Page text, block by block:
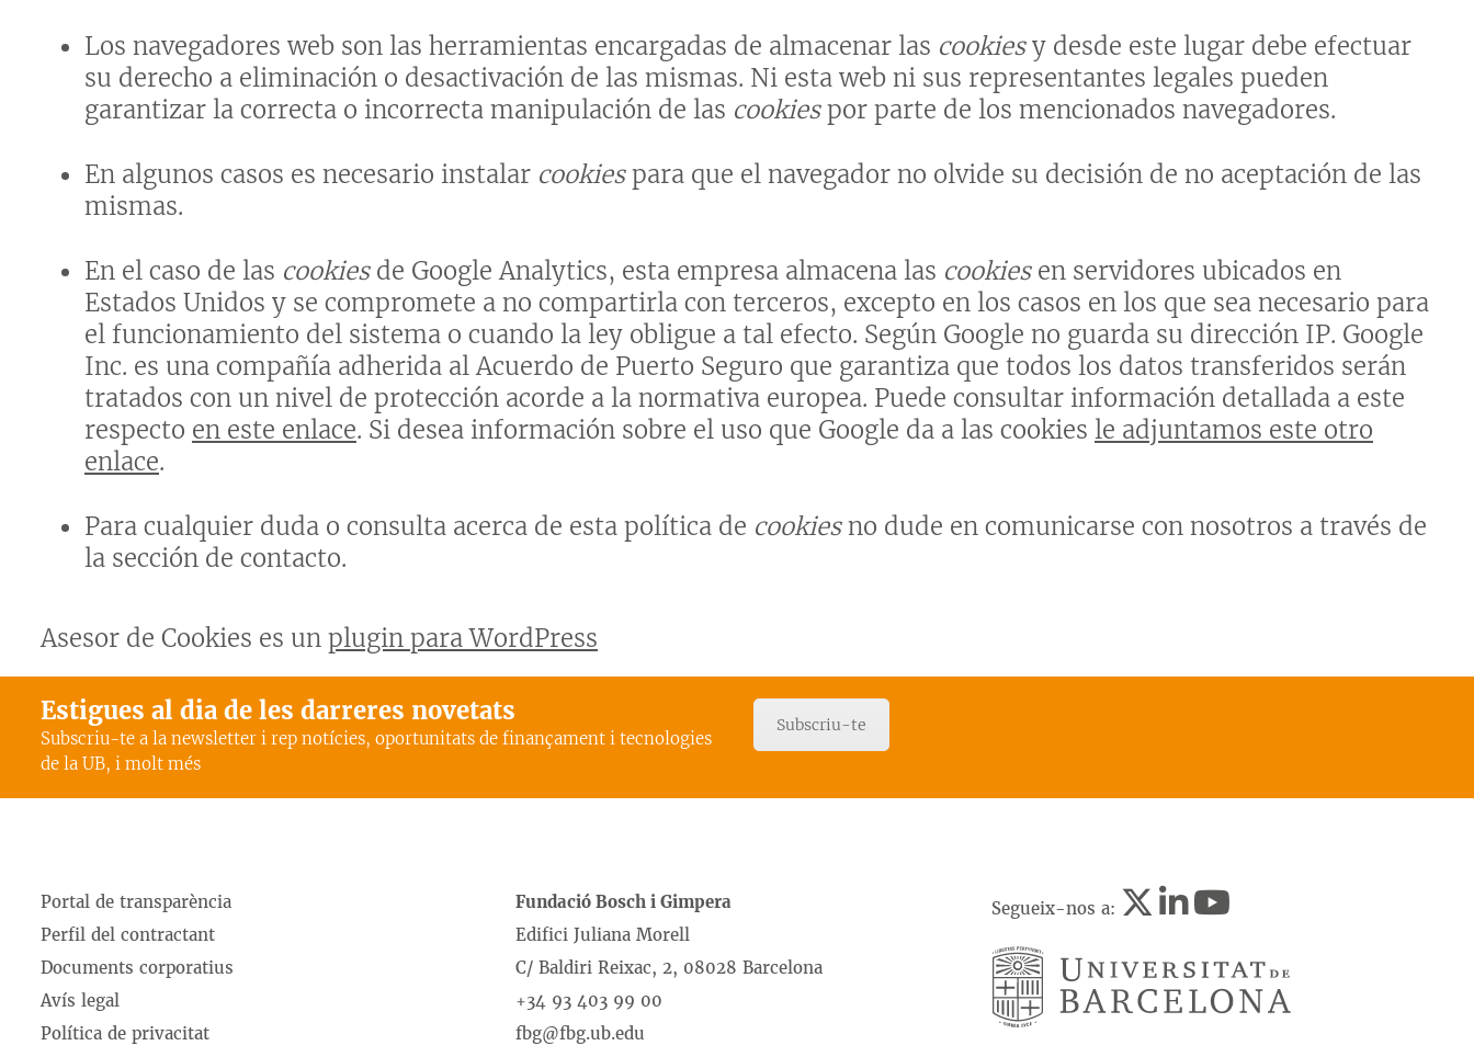
Los navegadores web son las herramientas encargadas de almacenar las cookiesy desde este lugar debe efectuar
su derecho a eliminación o desactivación de las mismas. Ni esta web ni sus representantes legales pueden
garantizar la correcta o incorrecta manipulación de las cookiespor parte de los mencionados navegadores.
En algunos casos es necesario instalar cookiespara que el navegador no olvide su decisión de no aceptación de las
mismas.
En el caso de las cookiesde Google Analytics, esta empresa almacena las cookiesen servidores ubicados en
Estados Unidos y se compromete a no compartirla con terceros, excepto en los casos en los que sea necesario para
el funcionamiento del sistema o cuando la ley obligue a tal efecto. Según Google no guarda su dirección IP. Google
Inc. es una compañía adherida al Acuerdo de Puerto Seguro que garantiza que todos los datos transferidos serán
tratados con un nivel de protección acorde a la normativa europea. Puede consultar información detallada a este
respecto en este enlace. Si desea información sobre el uso que Google da a las cookies le adjuntamos este otro
enlace.
Para cualquier duda o consulta acerca de esta política de cookiesno dude en comunicarse con nosotros a través de
la sección de contacto.
Asesor de Cookies es un plugin para WordPress
Estigues al dia de les darreres novetats
Subscriu-te a la newsletter i rep notícies, oportunitats de finançament i tecnologies
de la UB, i molt més
Subscriu-te
Portal de transparència
Perfil del contractant
Documents corporatius
Avís legal
Política de privacitat
Fundació Bosch i Gimpera
Edifici Juliana Morell
C/ Baldiri Reixac, 2, 08028 Barcelona
+34 93 403 99 00
fbg@fbg.ub.edu
Segueix-nos a: